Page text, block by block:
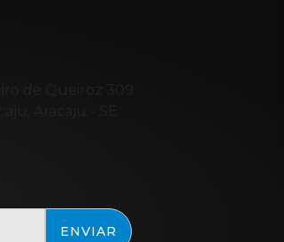
de Queiroz 309
Aracaju - SE